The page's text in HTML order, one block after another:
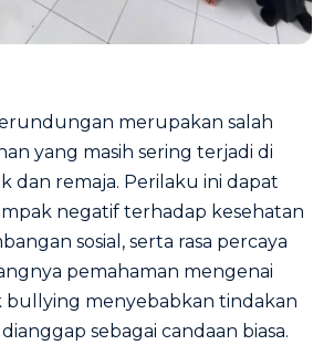
merupakan salah
yang masih sering terjadi di
dan remaja. Perilaku ini dapat
negatif terhadap kesehatan
sosial, serta rasa percaya
pemahaman mengenai
menyebabkan tindakan
sebagai candaan biasa.